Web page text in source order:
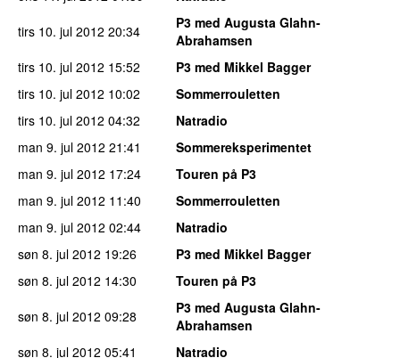
tirs 10. jul 2012 20:34
P3 med Augusta Glahn-
Abrahamsen
tirs 10. jul 2012 15:52
P3 med Mikkel Bagger
tirs 10. jul 2012 10:02
Sommerrouletten
tirs 10. jul 2012 04:32
Natradio
man 9. jul 2012 21:41
Sommereksperimentet
man 9. jul 2012 17:24
Touren på P3
man 9. jul 2012 11:40
Sommerrouletten
man 9. jul 2012 02:44
Natradio
søn 8. jul 2012 19:26
P3 med Mikkel Bagger
søn 8. jul 2012 14:30
Touren på P3
søn 8. jul 2012 09:28
P3 med Augusta Glahn-
Abrahamsen
søn 8. jul 2012 05:41
Natradio